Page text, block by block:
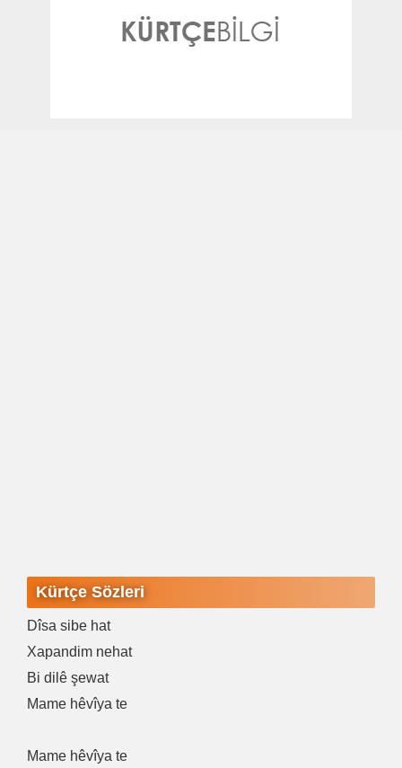
Kürtçe Sözleri
Dîsa sibe hat
Xapandim nehat
Bi dilê şewat
Mame hêvîya te
Mame hêvîya te